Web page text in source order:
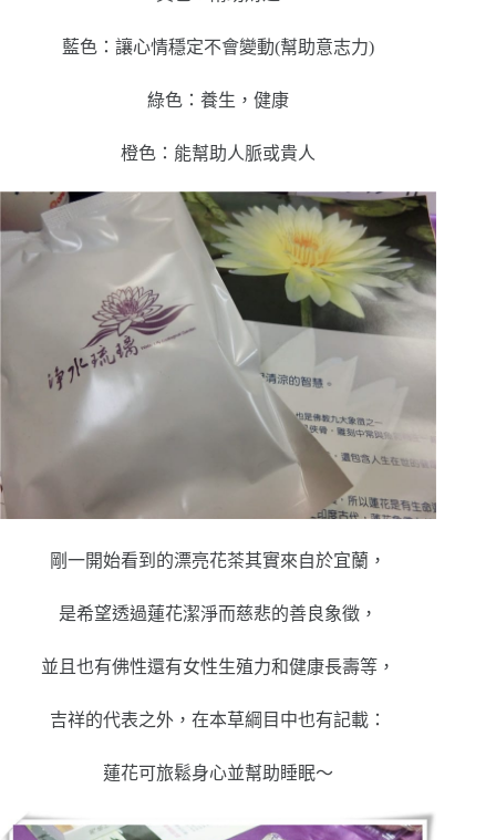
藍色：讓心情穩定不會變動(幫助意志力)
綠色：養生，健康
橙色：能幫助人脈或貴人
剛一開始看到的漂亮花茶其實來自於宜蘭，
是希望透過蓮花潔淨而慈悲的善良象徵，
並且也有佛性還有女性生殖力和健康長壽等，
吉祥的代表之外，在本草綱目中也有記載：
蓮花可旅鬆身心並幫助睡眠～